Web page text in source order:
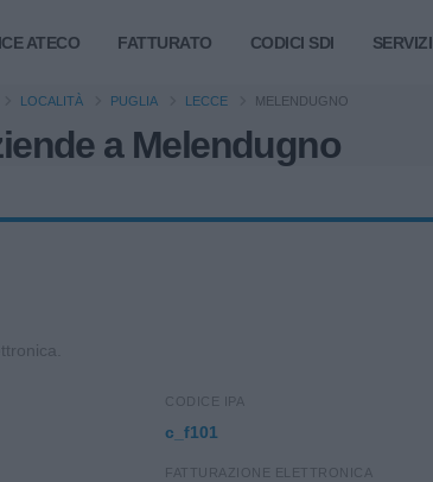
ATECO FATTURATO CODICI SDI SERVIZI
a Melendugno
LOCALITÀ PUGLIA LECCE MELENDUGNO
CODICE IPA
c_f101
FATTURAZIONE ELETTRONICA